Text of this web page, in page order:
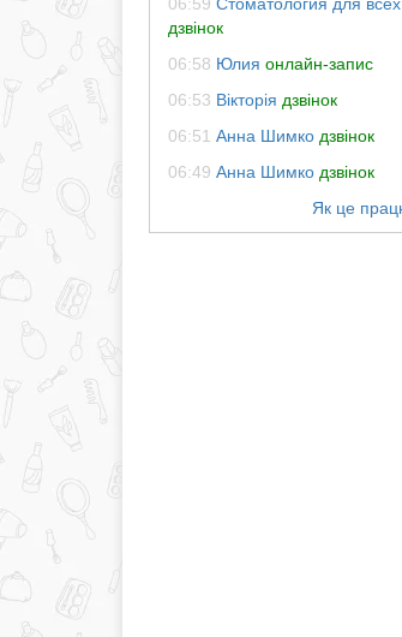
дзвінок
06:58 Юлия онлайн-запис
06:53 Вікторія дзвінок
06:51 Анна Шимко дзвінок
06:49 Анна Шимко дзвінок